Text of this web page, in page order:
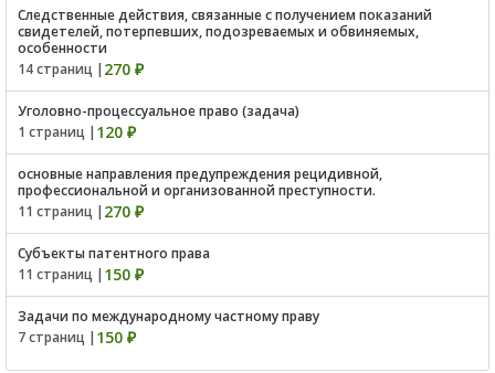
Следственные действия, связанные с получением показаний
свидетелей, потерпевших, подозреваемых и обвиняемых,
особенности
14 страниц | 270 ₽
Уголовно-процессуальное право (задача)
1 страниц | 120 ₽
основные направления предупреждения рецидивной,
профессиональной и организованной преступности.
11 страниц | 270 ₽
Субъекты патентного права
11 страниц | 150 ₽
Задачи по международному частному праву
7 страниц | 150 ₽